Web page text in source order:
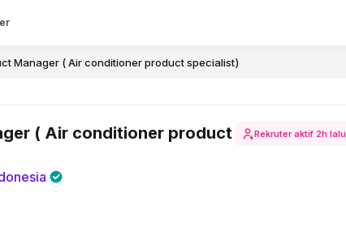
Manager ( Air conditioner product specialist)
( Air conditioner product
Rekruter aktif 2h lalu